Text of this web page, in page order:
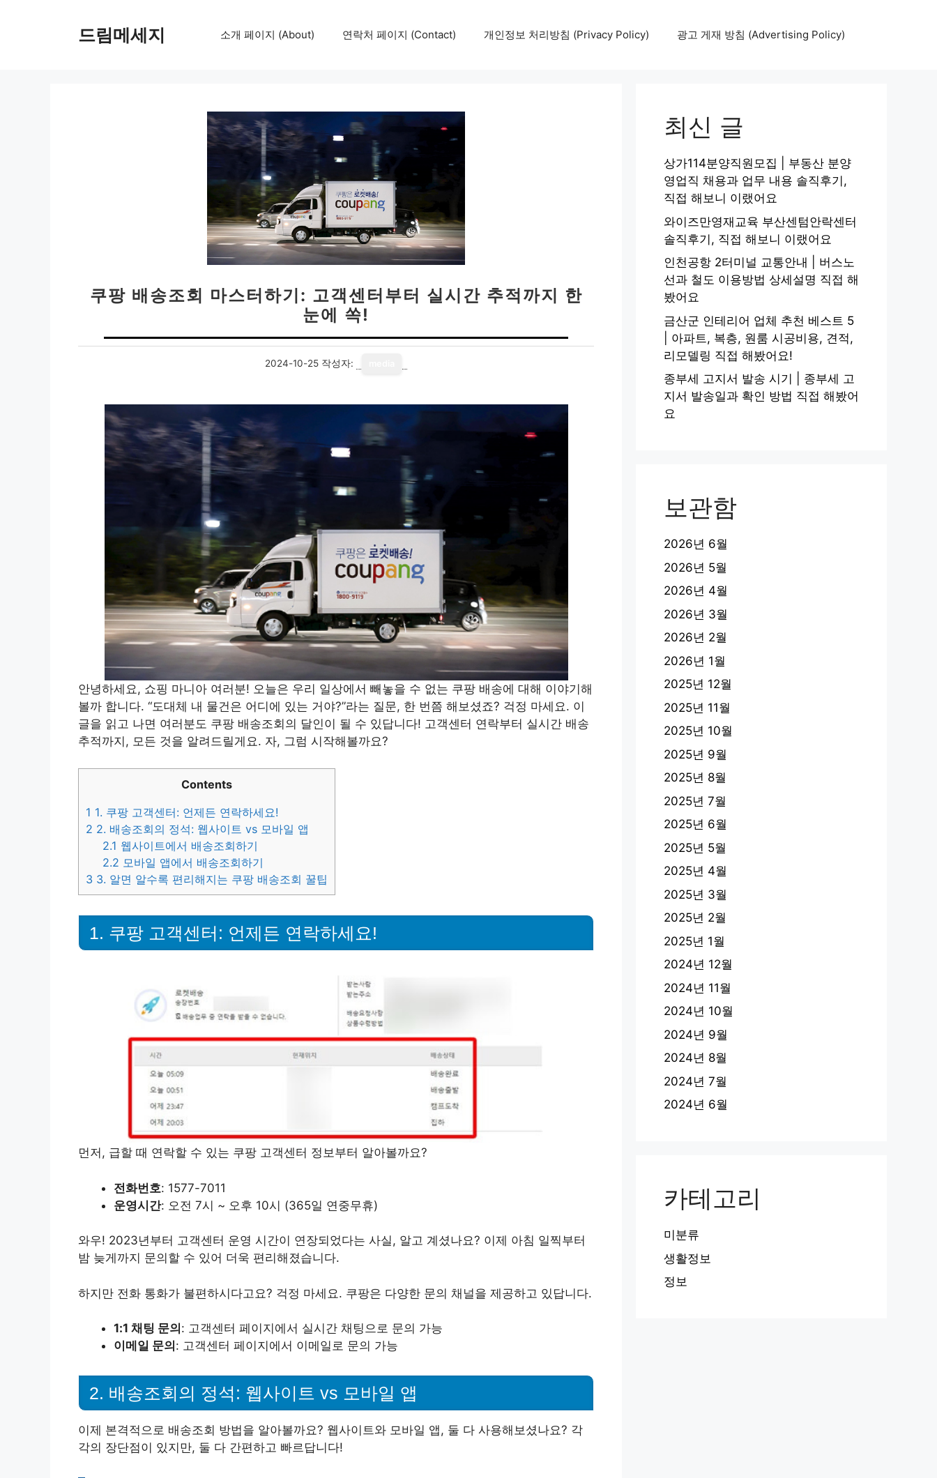
드림메세지 소개 페이지 (About) 연락처 페이지 (Contact) 개인정보 처리방침 (Privacy Policy) 광고 게재 방침 (Advertising Policy)
쿠팡 배송조회 마스터하기: 고객센터부터 실시간 추적까지 한
눈에 쏙!
2024-10-25 작성자:
안녕하세요, 쇼핑 마니아 여러분! 오늘은 우리 일상에서 빼놓을 수 없는 쿠팡 배송에 대해 이야기해
볼까 합니다. “도대체 내 물건은 어디에 있는 거야?”라는 질문, 한 번쯤 해보셨죠? 걱정 마세요. 이
글을 읽고 나면 여러분도 쿠팡 배송조회의 달인이 될 수 있답니다! 고객센터 연락부터 실시간 배송
추적까지, 모든 것을 알려드릴게요. 자, 그럼 시작해볼까요?
Contents
1 1. 쿠팡 고객센터: 언제든 연락하세요!
2 2. 배송조회의 정석: 웹사이트 vs 모바일 앱
2.1 웹사이트에서 배송조회하기
2.2 모바일 앱에서 배송조회하기
3 3. 알면 알수록 편리해지는 쿠팡 배송조회 꿀팁
1. 쿠팡 고객센터: 언제든 연락하세요!
먼저, 급할 때 연락할 수 있는 쿠팡 고객센터 정보부터 알아볼까요?
전화번호: 1577-7011
운영시간: 오전 7시 ~ 오후 10시 (365일 연중무휴)
와우! 2023년부터 고객센터 운영 시간이 연장되었다는 사실, 알고 계셨나요? 이제 아침 일찍부터
밤 늦게까지 문의할 수 있어 더욱 편리해졌습니다.
하지만 전화 통화가 불편하시다고요? 걱정 마세요. 쿠팡은 다양한 문의 채널을 제공하고 있답니다.
1:1 채팅 문의 : 고객센터 페이지에서 실시간 채팅으로 문의 가능
이메일 문의 : 고객센터 페이지에서 이메일로 문의 가능
2. 배송조회의 정석: 웹사이트 vs 모바일 앱
이제 본격적으로 배송조회 방법을 알아볼까요? 웹사이트와 모바일 앱, 둘 다 사용해보셨나요? 각
각의 장단점이 있지만, 둘 다 간편하고 빠르답니다!
최신 글
상가114분양직원모집 | 부동산 분양
영업직 채용과 업무 내용 솔직후기,
직접 해보니 이랬어요
와이즈만영재교육 부산센텀안락센터
솔직후기, 직접 해보니 이랬어요
인천공항 2터미널 교통안내 | 버스노
선과 철도 이용방법 상세설명 직접 해
봤어요
금산군 인테리어 업체 추천 베스트 5
| 아파트, 복층, 원룸 시공비용, 견적,
리모델링 직접 해봤어요!
종부세 고지서 발송 시기 | 종부세 고
지서 발송일과 확인 방법 직접 해봤어
요
보관함
2026년 6월
2026년 5월
2026년 4월
2026년 3월
2026년 2월
2026년 1월
2025년 12월
2025년 11월
2025년 10월
2025년 9월
2025년 8월
2025년 7월
2025년 6월
2025년 5월
2025년 4월
2025년 3월
2025년 2월
2025년 1월
2024년 12월
2024년 11월
2024년 10월
2024년 9월
2024년 8월
2024년 7월
2024년 6월
카테고리
미분류
생활정보
정보